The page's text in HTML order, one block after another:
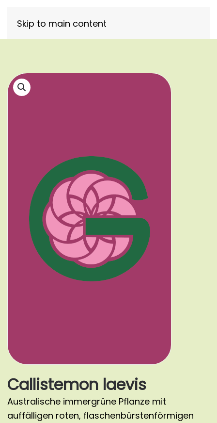
Skip to main content
Callistemon laevis
Australische immergrüne Pflanze mit
auffälligen roten, flaschenbürstenförmigen